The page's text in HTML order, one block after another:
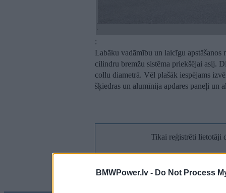
BMWPower.lv - Do Not Process
:
:
:
Labāku vadāmību un laicīgu apstāšanos
cilindru bremžu sistēma priekšējai asij.
collu diametrā. Vēl plašāk iespējams
šķiedras un alumīnija apdares paneļi un
Tikai reģistrēti lietotāji